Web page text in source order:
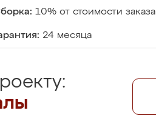
10% от стоимости заказа
24 месяца